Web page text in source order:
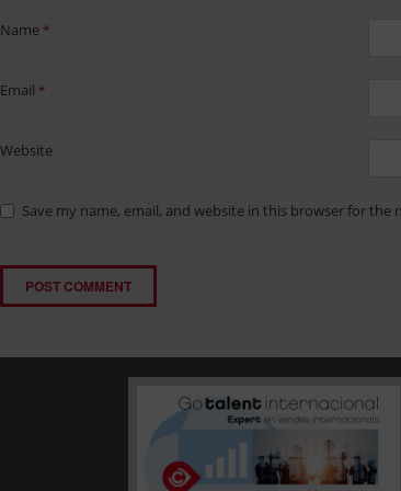
Name *
Email *
Website
Save my name, email, and website in this browser for the